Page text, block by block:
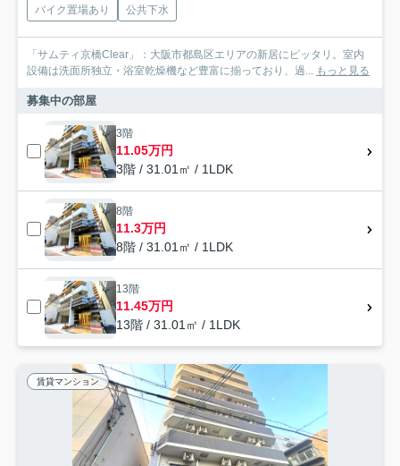
バイク置場あり
公共下水
「サムティ京橋Clear」：大阪市都島区エリアの新居にピッタリ。室内
設備は洗面所独立・浴室乾燥機など豊富に揃っており、過...
もっと見る
募集中の部屋
3階
11.05万円
3階 / 31.01㎡ / 1LDK
8階
11.3万円
8階 / 31.01㎡ / 1LDK
13階
11.45万円
13階 / 31.01㎡ / 1LDK
賃貸マンション